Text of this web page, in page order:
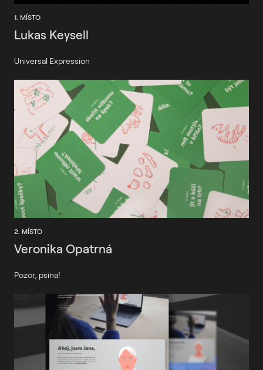
1. MÍSTO
Lukas Keysell
Universal Expression
2. MÍSTO
Veronika Opatrná
Pozor, psina!